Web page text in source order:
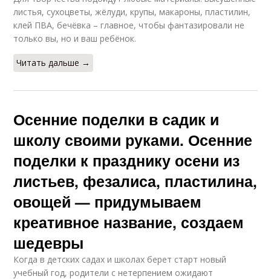
листья, сухоцветы, жёлуди, крупы, макароны, пластилин,
клей ПВА, бечёвка – главное, чтобы фантазировали не
только вы, но и ваш ребёнок.
Читать дальше →
Осенние поделки в садик и
школу своими руками. Осенние
поделки к празднику осени из
листьев, фезалиса, пластилина,
овощей — придумываем
креативное название, создаем
шедевры
Когда в детских садах и школах берет старт новый
учебный год, родители с нетерпением ожидают